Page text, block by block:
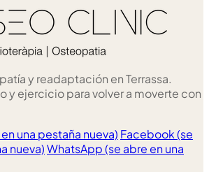
y readaptación en Terrassa.
y ejercicio para volver a moverte con
una pestaña nueva) Facebook(se
nueva)WhatsApp(se abre en una